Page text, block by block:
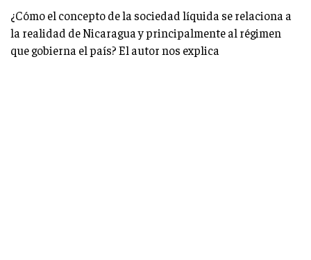
¿Cómo el concepto de la sociedad líquida se relaciona a
la realidad de Nicaragua y principalmente al régimen
que gobierna el país? El autor nos explica